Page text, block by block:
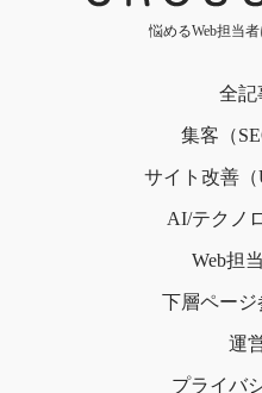
悩めるWeb担当
全記
集客（
サイト改善（
AI/テクノ
Web担
下層ページ
運
プライバ